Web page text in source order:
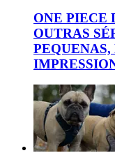
ONE PIECE
OUTRAS